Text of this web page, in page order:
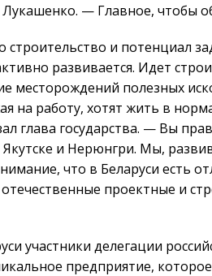
— Главное, чтобы
строительство и потенциал
развивается. Идет
месторождений полезных
на работу, хотят жить в
глава государства. — Вы
и Нерюнгри. Мы,
что в Беларуси есть
проектные и
участники делегации
предприятие,